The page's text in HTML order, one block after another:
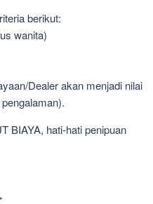
berikut:
wanita)
Dealer akan menjadi nilai
BIAYA, hati-hati penipuan